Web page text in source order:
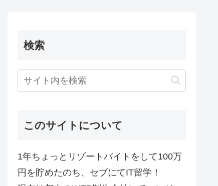
検索
このサイトについて
1年ちょっとリゾートバイトをして100万
円を貯めたのち、セブにてIT留学！